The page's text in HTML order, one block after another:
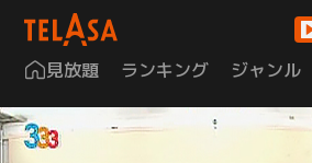
見放題 ランキング ジャンル